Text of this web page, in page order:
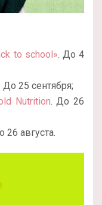
to school». До 4
. До 25 сентября;
Nutrition. До 26
26 августа.